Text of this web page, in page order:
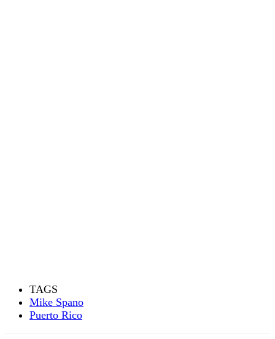
TAGS
Mike Spano
Puerto Rico